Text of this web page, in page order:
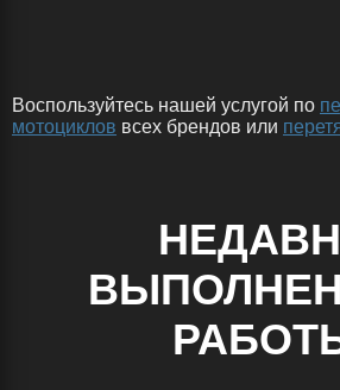
Воспользуйтесь нашей услугой по
мотоциклов всех брендов или